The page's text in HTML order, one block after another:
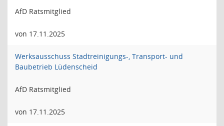
AfD Ratsmitglied
von 17.11.2025
Werksausschuss Stadtreinigungs-, Transport- und
Baubetrieb Lüdenscheid
AfD Ratsmitglied
von 17.11.2025